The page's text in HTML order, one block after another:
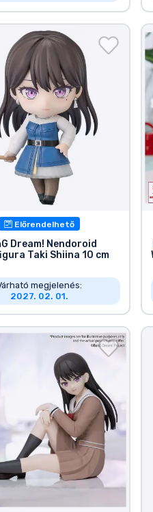
Előrendelhető
Dream! Nendoroid
Taki Shiina 10 cm
megjelenés:
2027. 02. 01.